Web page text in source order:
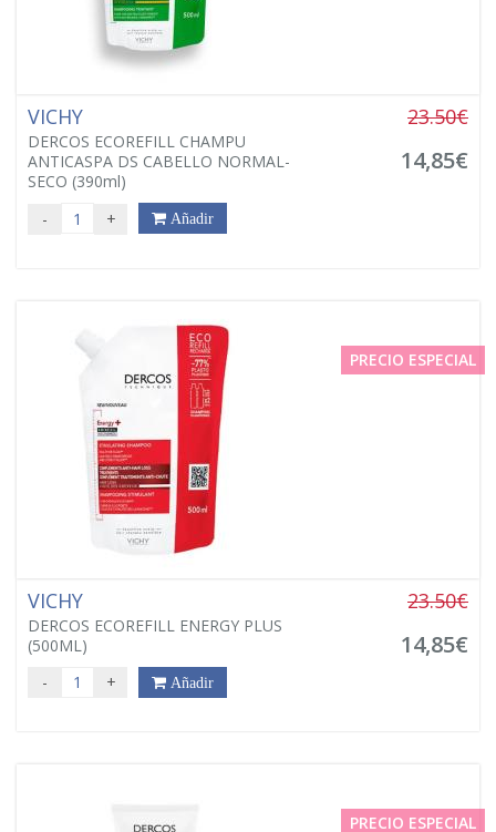
VICHY
DERCOS ECOREFILL CHAMPU
ANTICASPA DS CABELLO NORMAL-
SECO (390ml)
23.50€
14,85€
- + Añadir
PRECIO ESPECIAL
VICHY
DERCOS ECOREFILL ENERGY PLUS
(500ML)
23.50€
14,85€
- + Añadir
PRECIO ESPECIAL